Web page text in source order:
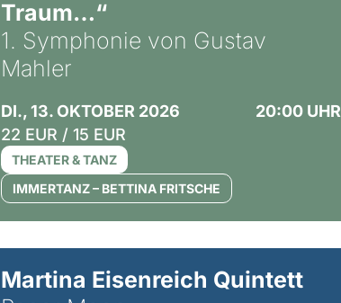
Traum…“
1. Symphonie von Gustav
Mahler
DI., 13. OKTOBER 2026
20:00 UHR
22 EUR / 15 EUR
THEATER & TANZ
IMMERTANZ – BETTINA FRITSCHE
Martina Eisenreich Quintett